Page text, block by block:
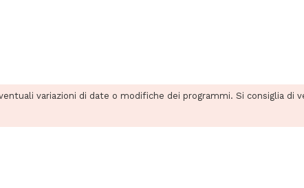
variazioni di date o modifiche dei programmi. Si consiglia